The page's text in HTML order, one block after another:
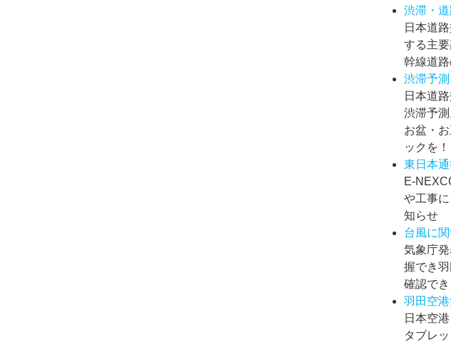
渋滞・
日本道
する主
幹線道
渋滞予測
日本道
渋滞予
お盆・
ックを！
東日本
E-
や工事
知らせ
台風に
気象庁
握でき
確認でき
羽田空
日本空
タブレ